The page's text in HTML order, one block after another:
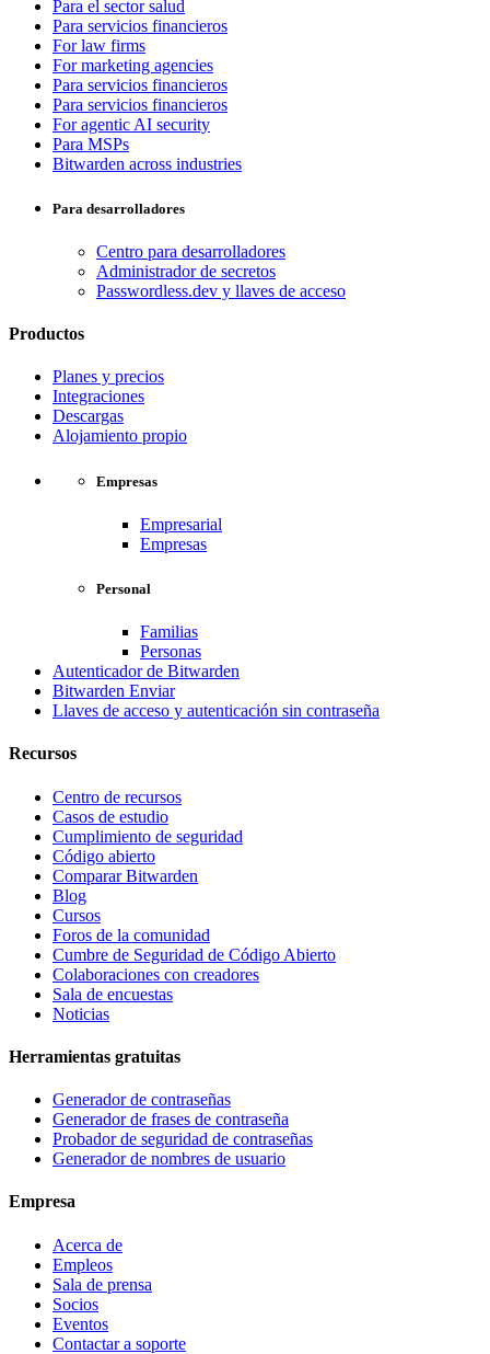
Para el sector salud
Para servicios financieros
For law firms
For marketing agencies
Para servicios financieros
Para servicios financieros
For agentic AI security
Para MSPs
Bitwarden across industries
Para desarrolladores
Centro para desarrolladores
Administrador de secretos
Passwordless.dev y llaves de acceso
Productos
Planes y precios
Integraciones
Descargas
Alojamiento propio
Empresas
Empresarial
Empresas
Personal
Familias
Personas
Autenticador de Bitwarden
Bitwarden Enviar
Llaves de acceso y autenticación sin contraseña
Recursos
Centro de recursos
Casos de estudio
Cumplimiento de seguridad
Código abierto
Comparar Bitwarden
Blog
Cursos
Foros de la comunidad
Cumbre de Seguridad de Código Abierto
Colaboraciones con creadores
Sala de encuestas
Noticias
Herramientas gratuitas
Generador de contraseñas
Generador de frases de contraseña
Probador de seguridad de contraseñas
Generador de nombres de usuario
Empresa
Acerca de
Empleos
Sala de prensa
Socios
Eventos
Contactar a soporte